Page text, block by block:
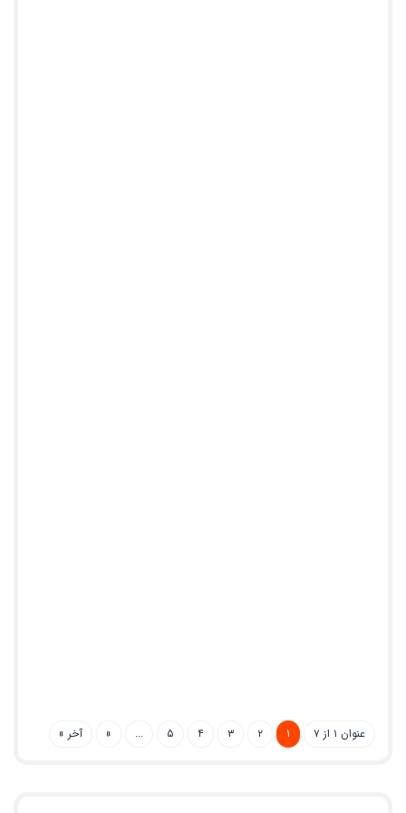
عنوان ۱ از ۷ ۱ ۲ ۳ ۴ ۵ ...
» آخر »